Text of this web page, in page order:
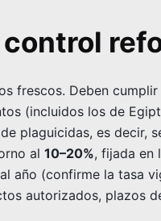
frescos. Deben cumplir
(incluidos los de
plaguicidas, es decir,
al 10–20%, fijada en
año (confirme la tasa
autorizados, plazos